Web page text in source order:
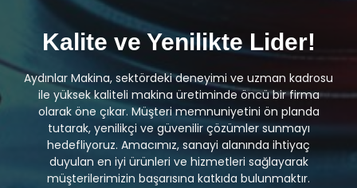
Kalite ve Yenilikte Lider!
Aydınlar Makina, sektördeki deneyimi ve uzman kadrosu
ile yüksek kaliteli makina üretiminde öncü bir firma
olarak öne çıkar. Müşteri memnuniyetini ön planda
tutarak, yenilikçi ve güvenilir çözümler sunmayı
hedefliyoruz. Amacımız, sanayi alanında ihtiyaç
duyulan en iyi ürünleri ve hizmetleri sağlayarak
müşterilerimizin başarısına katkıda bulunmaktır.